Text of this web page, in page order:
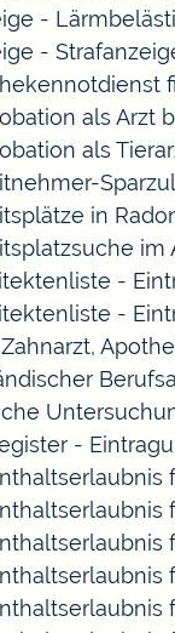
-
-
als Arzt
als
in
im
-
-
-